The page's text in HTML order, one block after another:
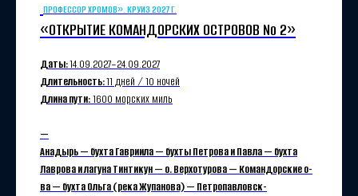
ПРОФЕССОР ХРОМОВ». КРУИЗ 2027 Г.
«ОТКРЫТИЕ КОМАНДОРСКИХ ОСТРОВОВ № 2»
Даты:14.09.2027−24.09.2027
Длительность:11 дней / 10 ночей
Длина пути:1600 морских миль
—
Анадырь — бухта Гавриила — бухты Петрова и Павла — бухта
Лаврова и лагуна Тинтикун — о. Верхотурова — Командорские о-
ва — бухта Ольга (река Жупанова) — Петропавловск-